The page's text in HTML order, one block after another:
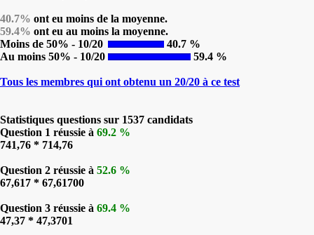
40.7% ont eu moins de la moyenne.
59.4% ont eu au moins la moyenne.
Moins de 50% - 10/20
40.7 %
Au moins 50% - 10/20
59.4 %
Tous les membres qui ont obtenu un 20/20 à ce test
Statistiques questions sur 1537 candidats
Question 1 réussie à 69.2 %
741,76 * 714,76
Question 2 réussie à 52.6 %
67,617 * 67,61700
Question 3 réussie à 69.4 %
47,37 * 47,3701